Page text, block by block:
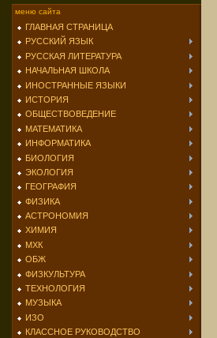
меню сайта
ГЛАВНАЯ СТРАНИЦА
РУССКИЙ ЯЗЫК
РУССКАЯ ЛИТЕРАТУРА
НАЧАЛЬНАЯ ШКОЛА
ИНОСТРАННЫЕ ЯЗЫКИ
ИСТОРИЯ
ОБЩЕСТВОВЕДЕНИЕ
МАТЕМАТИКА
ИНФОРМАТИКА
БИОЛОГИЯ
ЭКОЛОГИЯ
ГЕОГРАФИЯ
ФИЗИКА
АСТРОНОМИЯ
ХИМИЯ
МХК
ОБЖ
ФИЗКУЛЬТУРА
ТЕХНОЛОГИЯ
МУЗЫКА
ИЗО
КЛАССНОЕ РУКОВОДСТВО